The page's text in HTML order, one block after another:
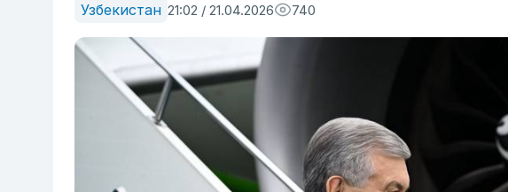
Узбекистан 21:02 / 21.04.2026 740